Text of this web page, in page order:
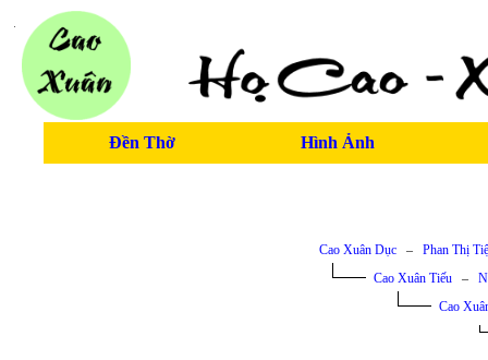
Đền Thờ Hình Ảnh
Cao Xuân Dục – Phan Thị
Cao Xuân Tiếu –
Cao